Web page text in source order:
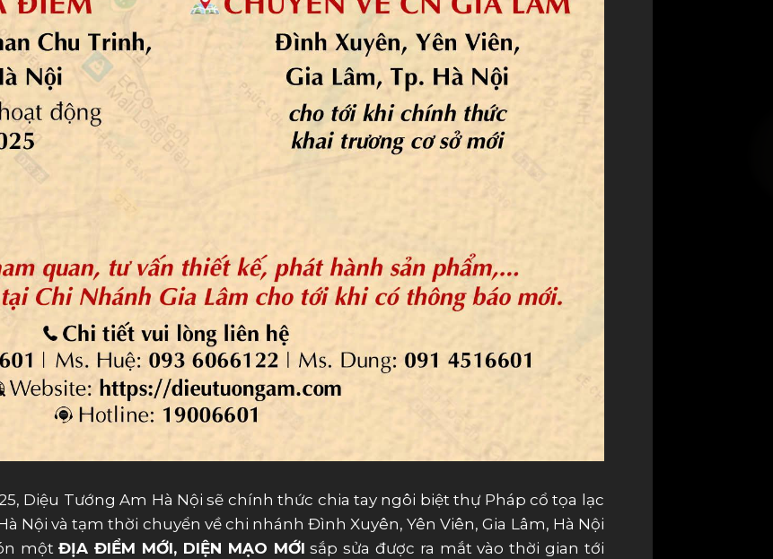
Diệu Tướng Am Hà Nội sẽ chính thức chia tay ngôi biệt thự Pháp cổ tọa lạc
Nội và tạm thời chuyển về chi nhánh Đình Xuyên, Yên Viên, Gia Lâm, Hà Nội
mộtĐỊA ĐIỂM MỚI, DIỆN MẠO MỚI sắp sửa được ra mắt vào thời gian tới